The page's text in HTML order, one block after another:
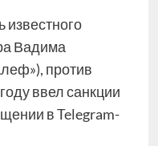
известного
Вадима
против
ввел санкции
в Telegram-